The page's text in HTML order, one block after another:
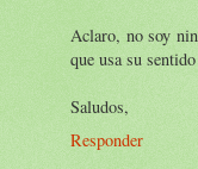
Aclaro, no soy
que usa su
Saludos,
Responder